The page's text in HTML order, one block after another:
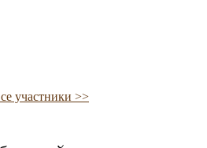
участники >>